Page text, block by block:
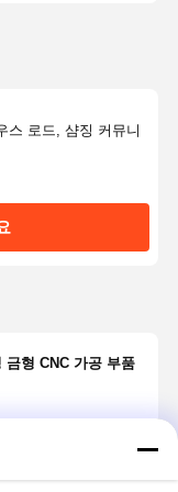
스 로드, 샴징 커뮤니
금형 CNC 가공 부품